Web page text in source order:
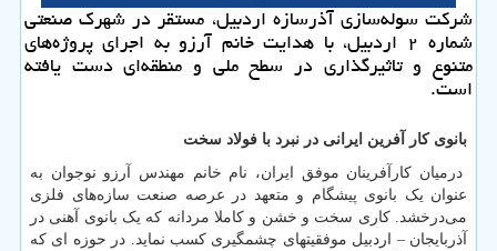
شرکت سوله‌سازی آذرسازه اردبیل، مستقر در شهرک صنعتی
شماره ۲ اردبیل، با هدایت خانم آرزو به اجرای پروژه‌های
متنوع و تاثیرگذاری در سطح ملی و منطقه‌ای دست یافته
است.
بانوی کار آفرین ایرانی در نبرد با فولاد سخت
درمیان کارآفرینان موفق ایران، نام خانم مهندس آرزو نوجوان به
عنوان یک بانوی پیشگام و متعهد در عرصه صنعت سازه‌های فلزی
می‌درخشد. کاری سخت و خشن و کاملا مردانه که یک بانوی آهنی در
آذربایجان – اردبیل موفقیتهای چشمگیری کسب نماید. در حوزه ای که